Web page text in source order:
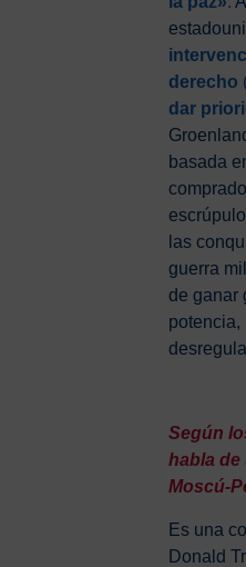
derecho
dar
basada
las
guerra
de ganar
potencia,
Según
habla
Moscú-
Es una
Donald